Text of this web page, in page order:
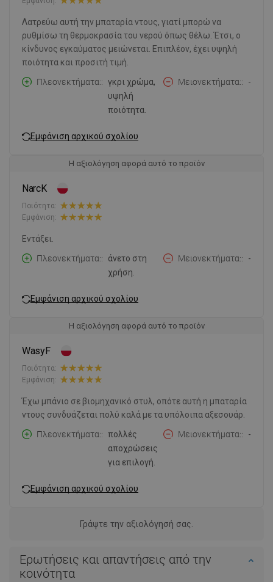
Λατρεύω αυτή την μπαταρία ντους, γιατί μπορώ να
ρυθμίσω τη θερμοκρασία του νερού όπως θέλω. Έτσι, ο
κίνδυνος εγκαύματος μειώνεται. Επιπλέον, έχει υψηλή
ποιότητα και προσιτή τιμή.
Πλεονεκτήματα:
γκρι χρώμα,
υψηλή
ποιότητα.
Μειονεκτήματα: -
Εμφάνιση αρχικού σχολίου
Η αξιολόγηση αφορά αυτό το προϊόν
NarcK
Ποιότητα:
Εμφάνιση:
Εντάξει.
Πλεονεκτήματα:
άνετο στη
χρήση.
Μειονεκτήματα: -
Εμφάνιση αρχικού σχολίου
Η αξιολόγηση αφορά αυτό το προϊόν
WasyF
Ποιότητα:
Εμφάνιση:
Έχω μπάνιο σε βιομηχανικό στυλ, οπότε αυτή η μπαταρία
ντους συνδυάζεται πολύ καλά με τα υπόλοιπα αξεσουάρ.
Πλεονεκτήματα:
πολλές
αποχρώσεις
για επιλογή.
Μειονεκτήματα: -
Εμφάνιση αρχικού σχολίου
Γράψτε την αξιολόγησή σας.
Ερωτήσεις και απαντήσεις από την
κοινότητα